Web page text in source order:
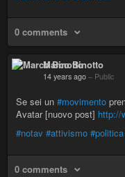
0 comments
Marco Binotto
14 years ago – Public
Se sei un #movimento
Avatar [nuovo post] http://
#notav #attivismo #politica
0 comments